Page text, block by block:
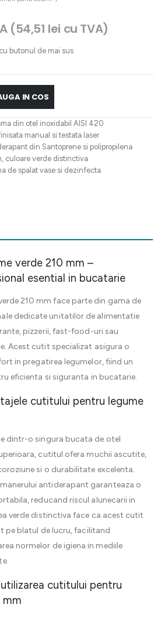
(54,51 lei cu TVA)
butonul de mai sus
IN COS
din otel inoxidabil AISI 420
manual si testata laser
din Santoprene si polipropilena
culoare verde distinctiva
de spalat vase si dezinfecta
verde 210 mm –
esential in bucatarie
210 mm face parte din gama de
dedicate unitatilor de alimentatie
pizzerii, fast-food-uri sau
Acest cutit specializat asigura o
in pregatirea legumelor, fiind un
eficienta si siguranta in bucatarie.
cutitului pentru legume
dintr-o singura bucata de otel
cutitul ofera muchii ascutite,
si o durabilitate excelenta.
antiderapant garanteaza o
reducand riscul alunecarii in
verde distinctiva face ca acest cutit
pe blatul de lucru, facilitand
normelor de igiena in mediile
cutitului pentru
mm